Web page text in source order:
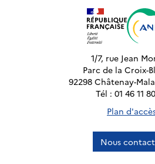
1/7, rue Jean
Parc de la Croix-
92298 Châtenay-
Tél : 01 46 11
Plan
Nous